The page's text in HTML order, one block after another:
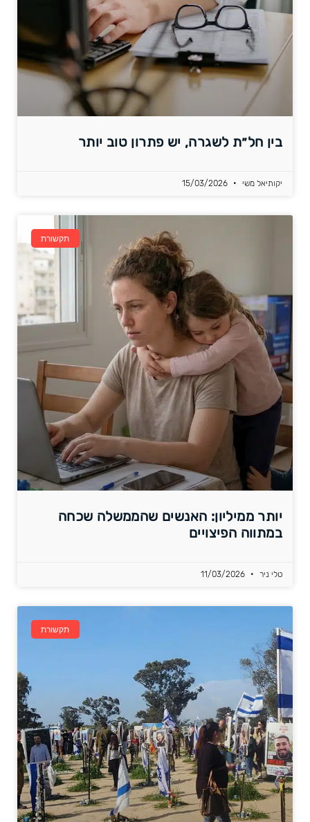
בין חל״ת לשגרה, יש פתרון טוב יותר
יקותיאל משי
תקשורת
יותר ממיליון: האנשים שהממשלה שכחה
במתווה הפיצויים
טלי ניר
תקשורת